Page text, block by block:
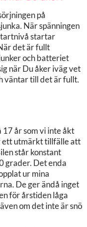
på
När spänningen
startar
det är fullt
och batteriet
när Du åker iväg vet
väntar till det är fullt.
år som vi inte åkt
ett utmärkt tillfälle att
står konstant
grader. Det enda
ur mina
De ger ändå inget
för årstiden låga
om det inte är snö